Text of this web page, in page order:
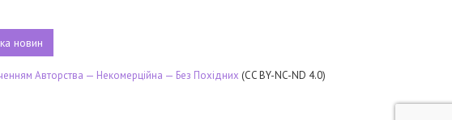
новин
Авторства — Некомерційна — Без Похідних (CC BY-NC-ND 4.0)